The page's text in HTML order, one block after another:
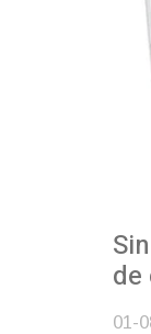
de carne
01-08-2026